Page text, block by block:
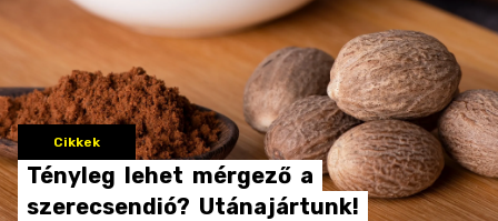
Cikkek
Tényleg lehet mérgező a
szerecsendió? Utánajártunk!